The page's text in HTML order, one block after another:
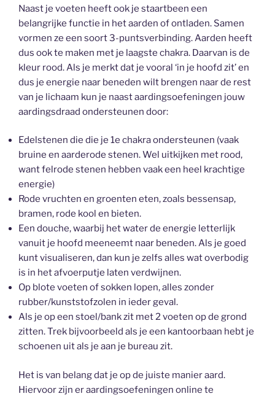
Naast je voeten heeft ook je staartbeen een
belangrijke functie in het aarden of ontladen. Samen
vormen ze een soort 3-puntsverbinding. Aarden heeft
dus ook te maken met je laagste chakra. Daarvan is de
kleur rood. Als je merkt dat je vooral ‘in je hoofd zit’ en
dus je energie naar beneden wilt brengen naar de rest
van je lichaam kun je naast aardingsoefeningen jouw
aardingsdraad ondersteunen door:
Edelstenen die die je 1e chakra ondersteunen (vaak
bruine en aarderode stenen. Wel uitkijken met rood,
want felrode stenen hebben vaak een heel krachtige
energie)
Rode vruchten en groenten eten, zoals bessensap,
bramen, rode kool en bieten.
Een douche, waarbij het water de energie letterlijk
vanuit je hoofd meeneemt naar beneden. Als je goed
kunt visualiseren, dan kun je zelfs alles wat overbodig
is in het afvoerputje laten verdwijnen.
Op blote voeten of sokken lopen, alles zonder
rubber/kunststofzolen in ieder geval.
Als je op een stoel/bank zit met 2 voeten op de grond
zitten. Trek bijvoorbeeld als je een kantoorbaan hebt je
schoenen uit als je aan je bureau zit.
Het is van belang dat je op de juiste manier aard.
Hiervoor zijn er aardingsoefeningen online te